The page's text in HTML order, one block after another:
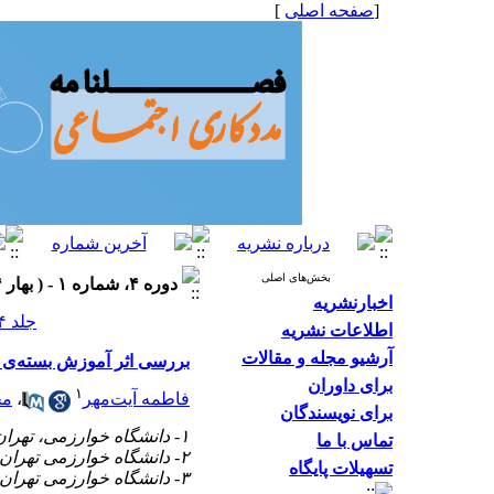
[صفحه اصلی ]
بخش‌های اصلی
اخبارنشریه
اطلاعات نشریه
آرشیو مجله و مقالات
برای داوران
برای نویسندگان
تماس با ما
تسهیلات پایگاه
دوره ۴، شماره ۱ - ( بهار ۱۳۹۴، شماره ۱۲ ۱۳۹۴ )
جلد ۴ شماره ۱ صفحات ۲۳-۱۶
بررسی اثر آموزش بسته‌ی
فاطمه آیت‌مهر ۱ ،
۱- دانشگاه خوارزمی، تهران، ایران. ،
۲- دانشگاه خوارزمی تهران، ایران
۳- دانشگاه خوارزمی تهران.